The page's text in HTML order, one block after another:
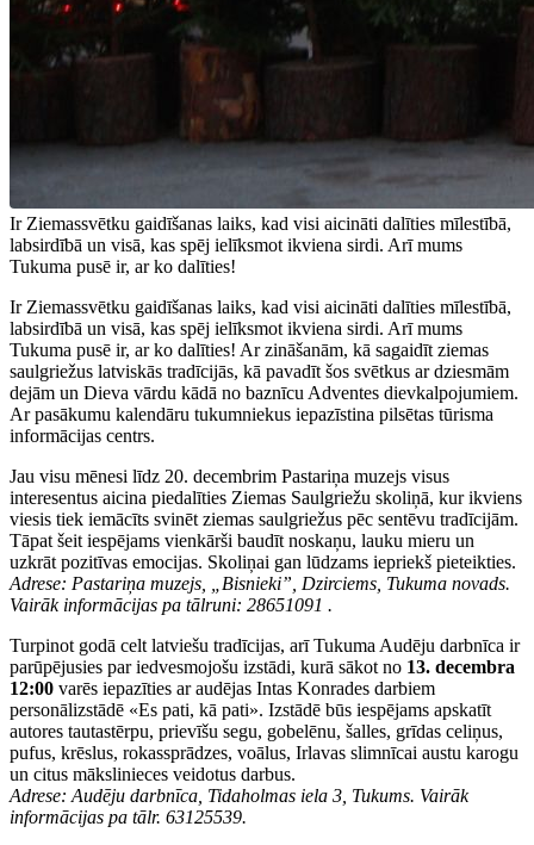
Ir Ziemassvētku gaidīšanas laiks, kad visi aicināti dalīties mīlestībā,
labsirdībā un visā, kas spēj ielīksmot ikviena sirdi. Arī mums
Tukuma pusē ir, ar ko dalīties!
Ir Ziemassvētku gaidīšanas laiks, kad visi aicināti dalīties mīlestībā,
labsirdībā un visā, kas spēj ielīksmot ikviena sirdi. Arī mums
Tukuma pusē ir, ar ko dalīties! Ar zināšanām, kā sagaidīt ziemas
saulgriežus latviskās tradīcijās, kā pavadīt šos svētkus ar dziesmām
dejām un Dieva vārdu kādā no baznīcu Adventes dievkalpojumiem.
Ar pasākumu kalendāru tukumniekus iepazīstina pilsētas tūrisma
informācijas centrs.
Jau visu mēnesi līdz 20. decembrim Pastariņa muzejs visus
interesentus aicina piedalīties Ziemas Saulgriežu skoliņā, kur ikviens
viesis tiek iemācīts svinēt ziemas saulgriežus pēc sentēvu tradīcijām.
Tāpat šeit iespējams vienkārši baudīt noskaņu, lauku mieru un
uzkrāt pozitīvas emocijas. Skoliņai gan lūdzams iepriekš pieteikties.
Adrese: Pastariņa muzejs, „Bisnieki”, Dzirciems, Tukuma novads.
Vairāk informācijas pa tālruni: 28651091 .
Turpinot godā celt latviešu tradīcijas, arī Tukuma Audēju darbnīca ir
parūpējusies par iedvesmojošu izstādi, kurā sākot no 13. decembra
12:00 varēs iepazīties ar audējas Intas Konrades darbiem
personālizstādē «Es pati, kā pati». Izstādē būs iespējams apskatīt
autores tautastērpu, prievīšu segu, gobelēnu, šalles, grīdas celiņus,
pufus, krēslus, rokassprādzes, voālus, Irlavas slimnīcai austu karogu
un citus mākslinieces veidotus darbus.
Adrese: Audēju darbnīca, Tidaholmas iela 3, Tukums. Vairāk
informācijas pa tālr. 63125539.